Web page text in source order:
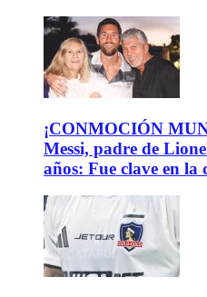
¡CONMOCIÓN
Messi, padre de
años: Fue clave en